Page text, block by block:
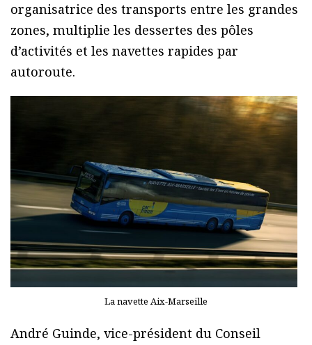
organisatrice des transports entre les grandes
zones, multiplie les dessertes des pôles
d’activités et les navettes rapides par
autoroute.
La navette Aix-Marseille
André Guinde, vice-président du Conseil